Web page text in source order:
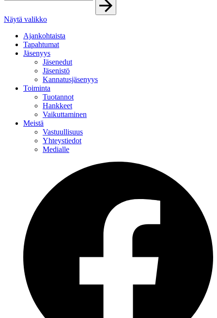
Näytä valikko
Ajankohtaista
Tapahtumat
Jäsenyys
Jäsenedut
Jäsenistö
Kannatusjäsenyys
Toiminta
Tuotannot
Hankkeet
Vaikuttaminen
Meistä
Vastuullisuus
Yhteystiedot
Medialle